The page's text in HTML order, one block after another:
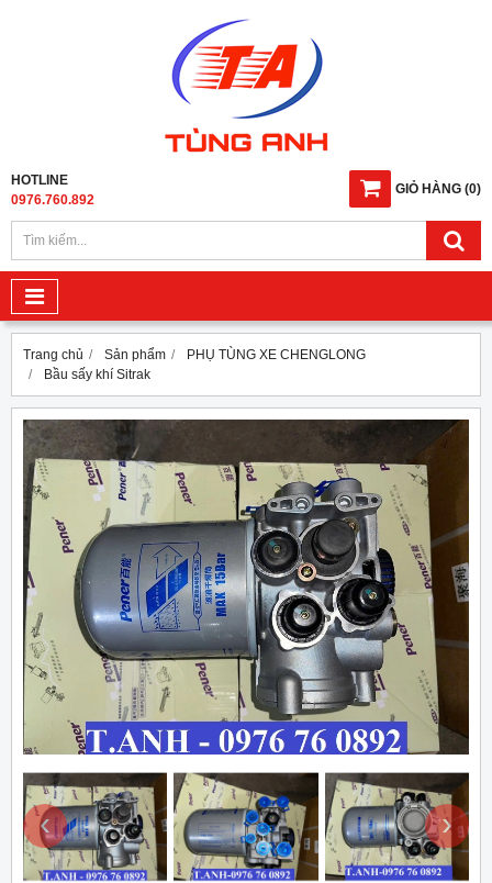
GIỎ HÀNG (0)
HOTLINE
0976.760.892
Trang chủ Sản phẩm
PHỤ TÙNG XE CHENGLONG
Bầu sấy khí Sitrak
‹ ›